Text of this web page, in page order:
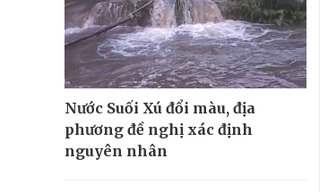
Nước Suối Xú đổi màu, địa
phương đề nghị xác định
nguyên nhân